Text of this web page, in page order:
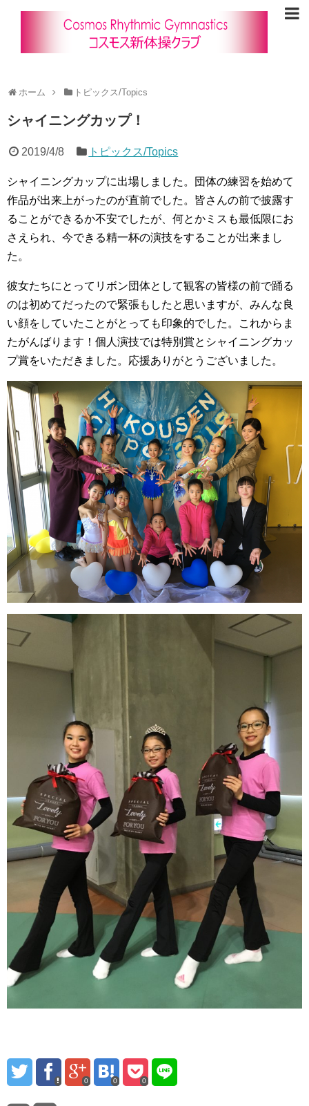
ホーム トピックス/Topics
シャイニングカップ！
2019/4/8 トピックス/Topics
シャイニングカップに出場しました。団体の練習を始めて
作品が出来上がったのが直前でした。皆さんの前で披露す
ることができるか不安でしたが、何とかミスも最低限にお
さえられ、今できる精一杯の演技をすることが出来まし
た。
彼女たちにとってリボン団体として観客の皆様の前で踊る
のは初めてだったので緊張もしたと思いますが、みんな良
い顔をしていたことがとっても印象的でした。これからま
たがんばります！個人演技では特別賞とシャイニングカッ
プ賞をいただきました。応援ありがとうございました。
0 0 0